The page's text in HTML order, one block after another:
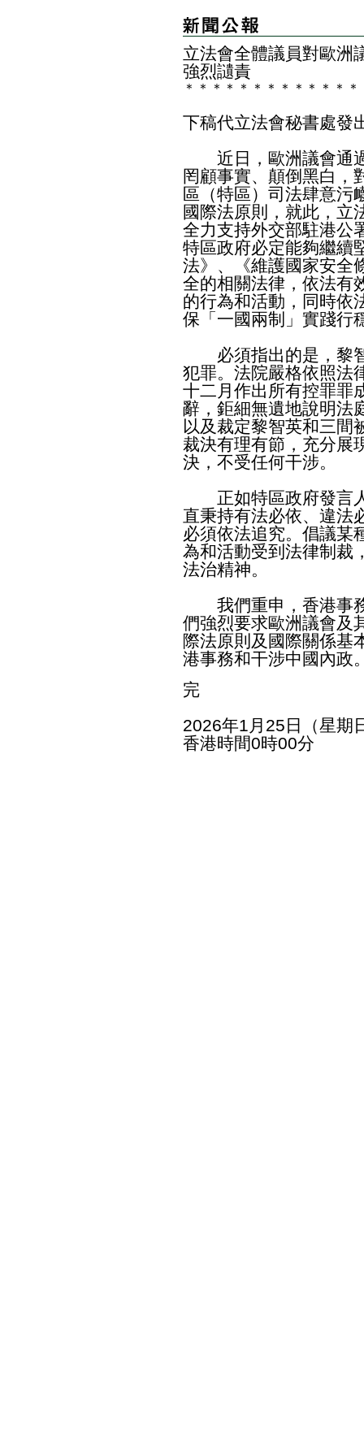
立法會全體議員對歐洲
強烈讉責
＊ ＊ ＊ ＊ ＊ ＊ ＊ ＊ ＊ ＊ ＊ ＊ ＊
下稿代立法會秘書處發
近日，歐洲議會通過
罔顧事實、顛倒黑白，
區（特區）司法肆意污
國際法原則，就此，立
全力支持外交部駐港公
特區政府必定能夠繼續
法》、《維護國家安全
全的相關法律，依法有
的行為和活動，同時依
保「一國兩制」實踐行
必須指出的是，黎智
犯罪。法院嚴格依照法
十二月作出所有控罪罪
辭，鉅細無遺地說明法
以及裁定黎智英和三間
裁決有理有節，充分展
決，不受任何干涉。
正如特區政府發言人
直秉持有法必依、違法
必須依法追究。倡議某
為和活動受到法律制裁
法治精神。
我們重申，香港事務
們強烈要求歐洲議會及
際法原則及國際關係基
港事務和干涉中國內政
完
2026年1月25日（星期
香港時間0時00分